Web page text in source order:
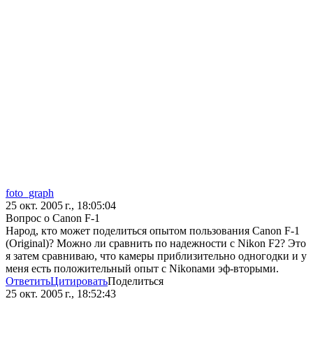
foto_graph
25 окт. 2005 г., 18:05:04
Вопрос о Canon F-1
Народ, кто может поделиться опытом пользования Canon F-1
(Original)? Можно ли сравнить по надежности с Nikon F2? Это
я затем сравниваю, что камеры приблизительно одногодки и у
меня есть положительный опыт с Nikonами эф-вторыми.
ОтветитьЦитироватьПоделиться
25 окт. 2005 г., 18:52:43